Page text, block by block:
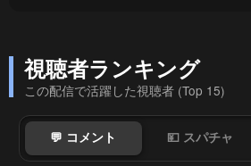
視聴者ランキング
この配信で活躍した視聴者 (Top 15)
💬 コメント 💴 スパチャ